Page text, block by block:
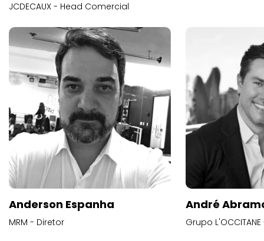
JCDECAUX - Head Comercial
Anderson Espanha
MRM - Diretor
André
Grupo